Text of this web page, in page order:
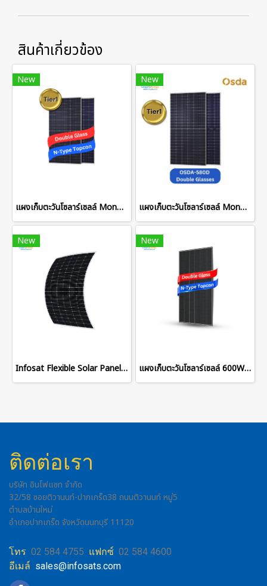
สินค้าเกี่ยวข้อง
New
แผงเก็บตะวันโซลาร์เซลล์ Mono 600W Half Cell Double Glass
New
แผงเก็บตะวันโซลาร์เซลล์ Mono 580W Half Cell
New
Infosat Flexible Solar Panel 520W
New
แผงเก็บตะวันโซลาร์เซลล์ 600W Composite Frame
ติดต่อเรา
บริษัท อินโฟแซท จำกัด
32/58 ซอยติวานนท์-ปากเกร็ด38 ถนนติวานนท์ หมู่5
ตำบลบ้านใหม่
อำเภอปากเกร็ด จังหวัดนนทบุรี 11120
โทร 02 584 4755 แฟกซ์ 02 584 4600
อีเมล์ sales@infosats.com